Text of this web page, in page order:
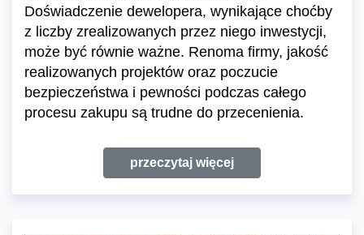
Doświadczenie dewelopera, wynikające choćby
z liczby zrealizowanych przez niego inwestycji,
może być równie ważne. Renoma firmy, jakość
realizowanych projektów oraz poczucie
bezpieczeństwa i pewności podczas całego
procesu zakupu są trudne do przecenienia.
przeczytaj więcej